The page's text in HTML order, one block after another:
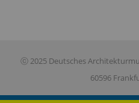
ⓒ 2025 Deutsches
60596